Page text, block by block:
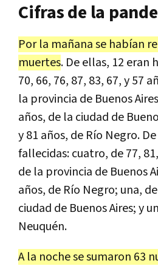
Cifras de la
Por la mañana se habían
muertes. De ellas, 12 eran
70, 66, 76, 87, 83, 67, y 57
la provincia de Buenos
años, de la ciudad de
y 81 años, de Río Negro.
fallecidas: cuatro, de 77,
de la provincia de Buenos
años, de Río Negro; una,
ciudad de Buenos Aires; y
Neuquén.
A la noche se sumaron 63